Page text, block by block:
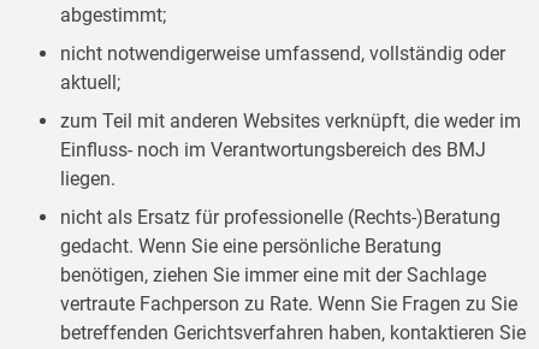
abgestimmt;
nicht notwendigerweise umfassend, vollständig oder
aktuell;
zum Teil mit anderen Websites verknüpft, die weder im
Einfluss- noch im Verantwortungsbereich des BMJ
liegen.
nicht als Ersatz für professionelle (Rechts-)Beratung
gedacht. Wenn Sie eine persönliche Beratung
benötigen, ziehen Sie immer eine mit der Sachlage
vertraute Fachperson zu Rate. Wenn Sie Fragen zu Sie
betreffenden Gerichtsverfahren haben, kontaktieren Sie